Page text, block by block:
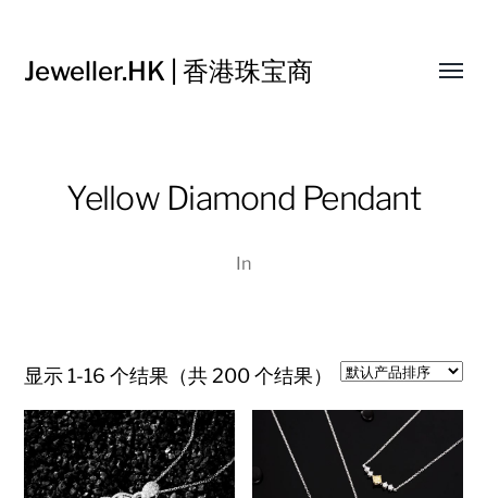
Jeweller.HK | 香港珠宝商
Yellow Diamond Pendant
In
显示 1-16 个结果（共 200 个结果）